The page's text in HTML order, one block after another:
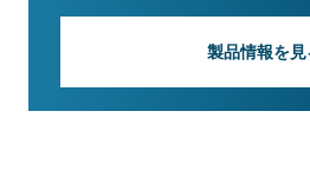
製品情報を見